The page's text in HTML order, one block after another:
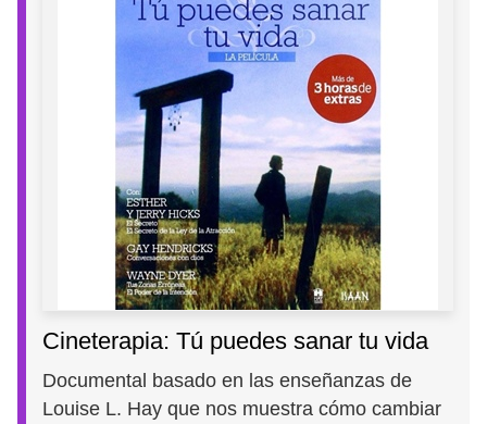
Cineterapia: Tú puedes sanar tu vida
Documental basado en las enseñanzas de
Louise L. Hay que nos muestra cómo cambiar